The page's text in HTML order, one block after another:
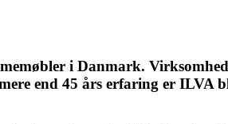
i Danmark.
end 45 års erfaring er ILVA